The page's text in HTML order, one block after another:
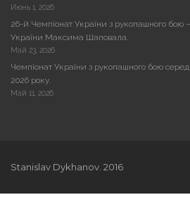
Июнь 1, 2026
26-й Чемпіонат України з рукопашного бою
України Максима Шаповала.
Май 23, 2026
Чемпіонат України з рукопашного бою
2026 року.
Май 11, 2026
Stanislav Dykhanov. 2016